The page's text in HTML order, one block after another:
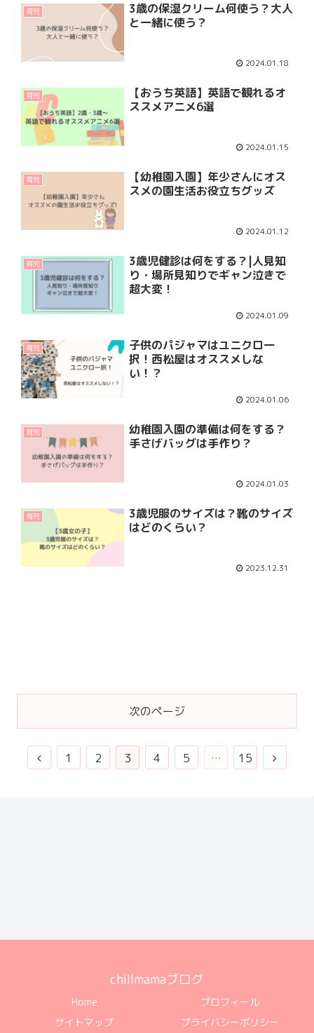
育児
3歳の保湿クリーム何使う？大人
と一緒に使う？
2024.01.18
育児
【おうち英語】英語で観れるオ
ススメアニメ6選
2024.01.15
育児
【幼稚園入園】年少さんにオス
スメの園生活お役立ちグッズ
2024.01.12
育児
3歳児健診は何をする？|人見知
り・場所見知りでギャン泣きで
超大変！
2024.01.09
育児
子供のパジャマはユニクロ一
択！西松屋はオススメしな
い！？
2024.01.06
育児
幼稚園入園の準備は何をする？
手さげバッグは手作り？
2024.01.03
育児
3歳児服のサイズは？靴のサイズ
はどのくらい？
2023.12.31
次のページ
1 2 3 4 5 … 15
chillmamaブログ
Home
プロフィール
サイトマップ
プライバシーポリシー